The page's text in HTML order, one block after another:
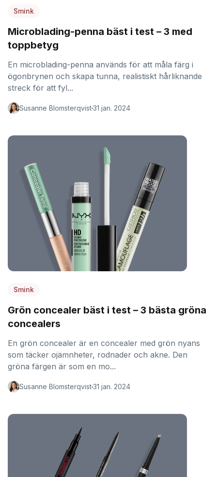
Smink
Microblading-penna bäst i test – 3 med
toppbetyg
En microblading-penna används för att måla färg i
ögonbrynen och skapa tunna, realistiskt hårliknande
streck för att fyl...
Susanne Blomsterqvist31 jan. 2024
Smink
Grön concealer bäst i test – 3 bästa gröna
concealers
En grön concealer är en concealer med grön nyans
som täcker ojämnheter, rodnader och akne. Den
gröna färgen är som en mo...
Susanne Blomsterqvist31 jan. 2024